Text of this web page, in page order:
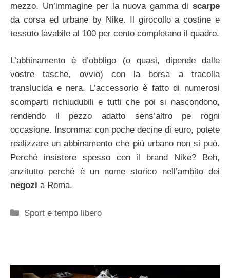
mezzo. Un’immagine per la nuova gamma di scarpe
da corsa ed urbane by Nike. Il girocollo a costine e
tessuto lavabile al 100 per cento completano il quadro.
L’abbinamento è d’obbligo (o quasi, dipende dalle
vostre tasche, ovvio) con la borsa a tracolla
translucida e nera. L’accessorio è fatto di numerosi
scomparti richiudubili e tutti che poi si nascondono,
rendendo il pezzo adatto sens’altro pe rogni
occasione. Insomma: con poche decine di euro, potete
realizzare un abbinamento che più urbano non si può.
Perché insistere spesso con il brand Nike? Beh,
anzitutto perché è un nome storico nell’ambito dei
negozi a Roma.
Categorie
Sport e tempo libero